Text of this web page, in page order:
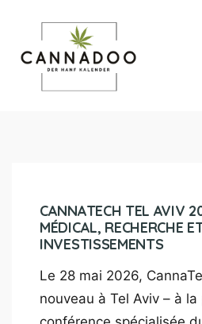
CANNATECH TEL AVIV
MÉDICAL, RECHERCHE
INVESTISSEMENTS
Le 28 mai 2026,
nouveau à Tel Aviv – à